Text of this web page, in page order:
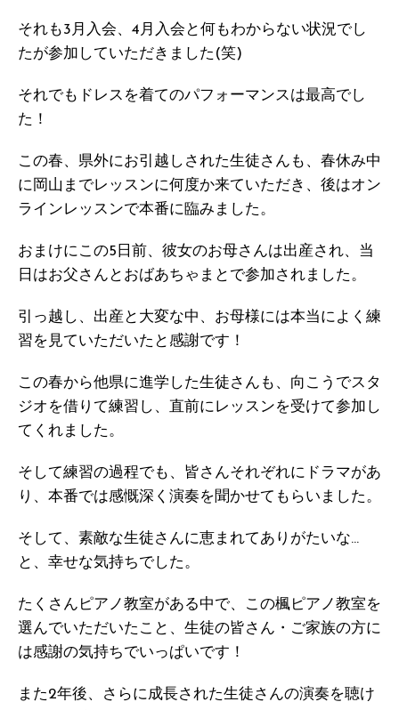
それも3月入会、4月入会と何もわからない状況でし
たが参加していただきました(笑)
それでもドレスを着てのパフォーマンスは最高でし
た！
この春、県外にお引越しされた生徒さんも、春休み中
に岡山までレッスンに何度か来ていただき、後はオン
ラインレッスンで本番に臨みました。
おまけにこの5日前、彼女のお母さんは出産され、当
日はお父さんとおばあちゃまとで参加されました。
引っ越し、出産と大変な中、お母様には本当によく練
習を見ていただいたと感謝です！
この春から他県に進学した生徒さんも、向こうでスタ
ジオを借りて練習し、直前にレッスンを受けて参加し
てくれました。
そして練習の過程でも、皆さんそれぞれにドラマがあ
り、本番では感慨深く演奏を聞かせてもらいました。
そして、素敵な生徒さんに恵まれてありがたいな…
と、幸せな気持ちでした。
たくさんピアノ教室がある中で、この楓ピアノ教室を
選んでいただいたこと、生徒の皆さん・ご家族の方に
は感謝の気持ちでいっぱいです！
また2年後、さらに成長された生徒さんの演奏を聴け